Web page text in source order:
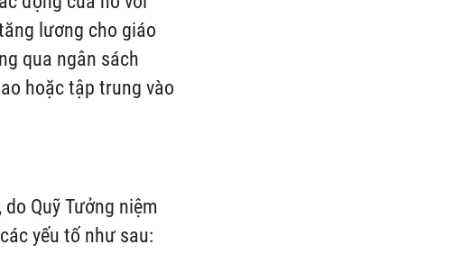
lương cho giáo
qua ngân sách
hoặc tập trung vào
Quỹ Tưởng niệm
yếu tố như sau: